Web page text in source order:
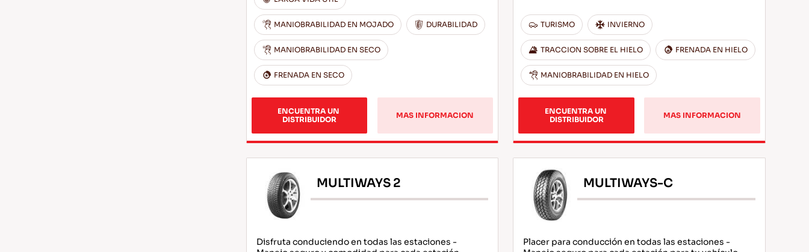
MANIOBRABILIDAD EN MOJADO DURABILIDAD
MANIOBRABILIDAD EN SECO
FRENADA EN SECO
ENCUENTRA UN
DISTRIBUIDOR
MAS INFORMACION
TURISMO INVIERNO
TRACCION SOBRE EL HIELO FRENADA EN HIELO
MANIOBRABILIDAD EN HIELO
ENCUENTRA UN
DISTRIBUIDOR
MAS INFORMACION
MULTIWAYS 2
Disfruta conduciendo en todas las estaciones -
MULTIWAYS-C
Placer para conducción en todas las estaciones -